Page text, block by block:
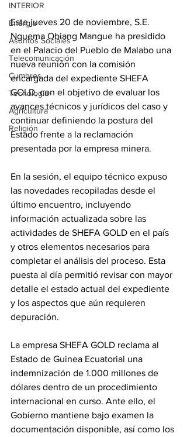
INTERIOR
Energia
Asuntos Sociales
Telecomunicación
Cumbres
Tecnología
Agricultura
Religión
Este jueves 20 de noviembre, S.E.
Nguema Obiang Mangue ha presidido
en el Palacio del Pueblo de Malabo una
nueva reunión con la comisión
encargada del expediente SHEFA
GOLD, con el objetivo de evaluar los
avances técnicos y jurídicos del caso y
continuar definiendo la postura del
Estado frente a la reclamación
presentada por la empresa minera.
En la sesión, el equipo técnico expuso
las novedades recopiladas desde el
último encuentro, incluyendo
información actualizada sobre las
actividades de SHEFA GOLD en el país
y otros elementos necesarios para
completar el análisis del proceso. Esta
puesta al día permitió revisar con mayor
detalle el estado actual del expediente
y los aspectos que aún requieren
depuración.
La empresa SHEFA GOLD reclama al
Estado de Guinea Ecuatorial una
indemnización de 1.000 millones de
dólares dentro de un procedimiento
internacional en curso. Ante ello, el
Gobierno mantiene bajo examen la
documentación disponible, así como los